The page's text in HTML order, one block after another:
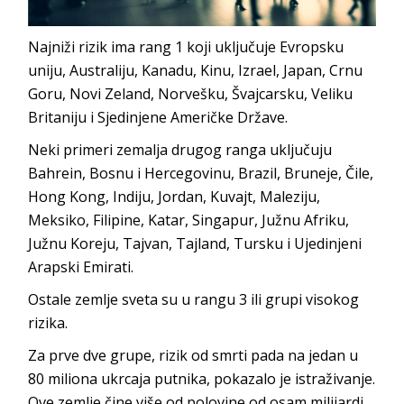
Najniži rizik ima rang 1 koji uključuje Evropsku
uniju, Australiju, Kanadu, Kinu, Izrael, Japan, Crnu
Goru, Novi Zeland, Norvešku, Švajcarsku, Veliku
Britaniju i Sjedinjene Američke Države.
Neki primeri zemalja drugog ranga uključuju
Bahrein, Bosnu i Hercegovinu, Brazil, Bruneje, Čile,
Hong Kong, Indiju, Jordan, Kuvajt, Maleziju,
Meksiko, Filipine, Katar, Singapur, Južnu Afriku,
Južnu Koreju, Tajvan, Tajland, Tursku i Ujedinjeni
Arapski Emirati.
Ostale zemlje sveta su u rangu 3 ili grupi visokog
rizika.
Za prve dve grupe, rizik od smrti pada na jedan u
80 miliona ukrcaja putnika, pokazalo je istraživanje.